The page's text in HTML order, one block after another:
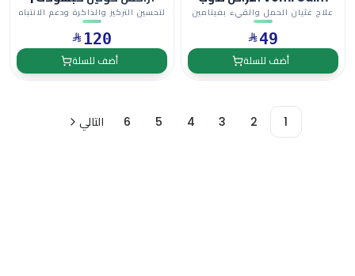
بالفم
علاج غثيان الحمل والقيء بفيتامين
49
أضف للسلة
ARAXCHOLINE
لتحسين التركيز والذاكرة ودعم الانتباه
وصحة الدماغ
120
أضف للسلة
1
2
3
4
5
6 التالي